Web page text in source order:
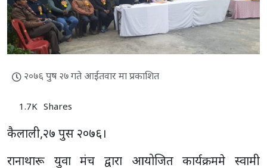
२०७६ पुष २७ गते आईतवार मा प्रकाशित
1.7K Shares
कैलाली,२७ पुस २०७६।
रानाथारू युवा मंच द्वारा आयोजित कार्यक्रममे स्वामी